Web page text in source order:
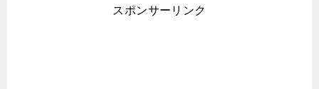
スポンサーリンク